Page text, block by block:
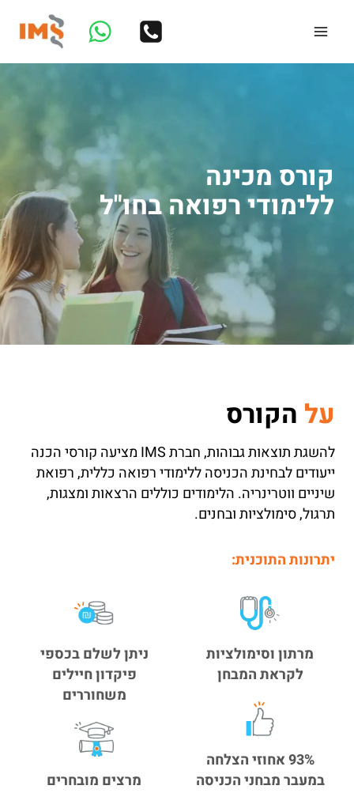
קורס מכינה
ללימודי רפואה בחו"ל
על הקורס
להשגת תוצאות גבוהות, חברת IMS מציעה קורסי הכנה
ייעודים לבחינת הכניסה ללימודי רפואה כללית, רפואת
שיניים ווטרינריה. הלימודים כוללים הרצאות ומצגות,
תרגול, סימולציות ובחנים.
יתרונות התוכנית:
מרתון וסימולציות
לקראת המבחן
93% אחוזי הצלחה
במעבר מבחני הכניסה
ניתן לשלם בכספי
פיקדון חיילים
משחוררים
מרצים מובחרים